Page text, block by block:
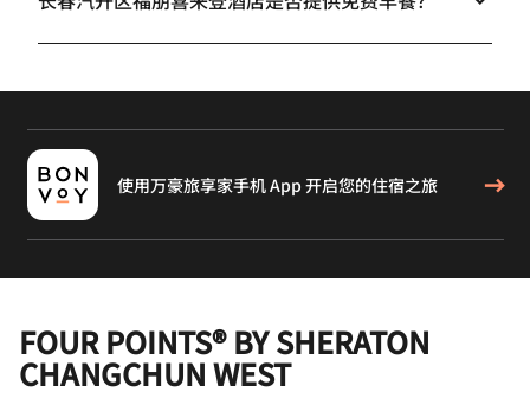
使用万豪旅享家手机 App 开启您的住宿之旅
FOUR POINTS® BY SHERATON
CHANGCHUN WEST